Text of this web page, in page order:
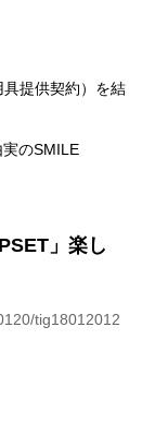
提供契約）を結
のSMILE
」楽し
tig18012012